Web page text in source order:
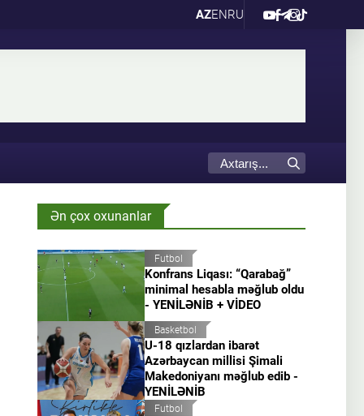
AZENRU
Ən çox oxunanlar
Futbol
Konfrans Liqası: “Qarabağ”
minimal hesabla məğlub oldu
- YENİLƏNİB + VİDEO
Basketbol
U-18 qızlardan ibarət
Azərbaycan millisi Şimali
Makedoniyanı məğlub edib -
YENİLƏNİB
Futbol